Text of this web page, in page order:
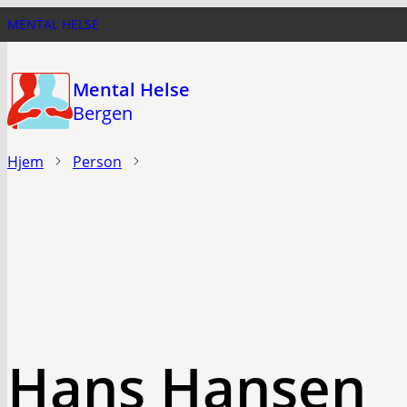
Hopp
til
hovedinnhold
MENTAL HELSE
Mental Helse
Bergen
Hjem Person
Hans Hansen